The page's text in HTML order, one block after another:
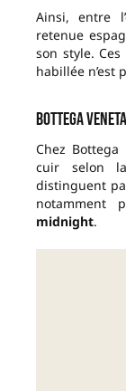
Ainsi, entre
retenue
son style.
habillée n’est
Bottega
Chez
cuir selon
distinguent
notamment
midnight.